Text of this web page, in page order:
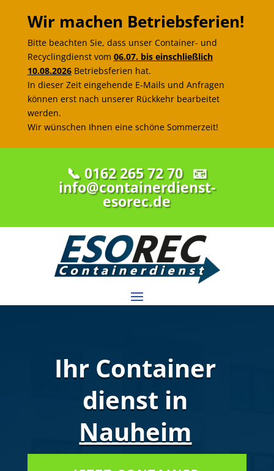
Wir machen Betriebsferien!
Bitte beachten Sie, dass unser Container- und
Recyclingdienst vom 06.07. bis einschließlich
10.08.2026Betriebsferien hat.
In dieser Zeit eingehende E-Mails und Anfragen
können erst nach unserer Rückkehr bearbeitet
werden.
Wir wünschen Ihnen eine schöne Sommerzeit!
📞 0162 265 72 70 📧
info@containerdienst-
esorec.de
Ihr Container
dienst in
Nauheim